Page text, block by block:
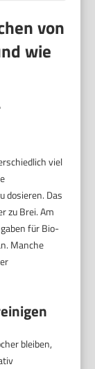
von
wie
viel
dosieren. Das
zu Brei. Am
für Bio-
Manche
bleiben,